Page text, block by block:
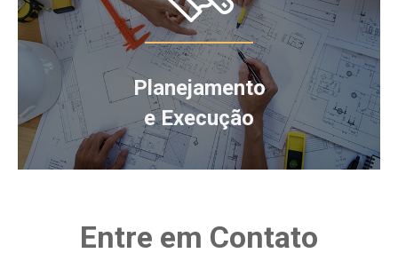
Planejamento
e Execução
Entre em Contato